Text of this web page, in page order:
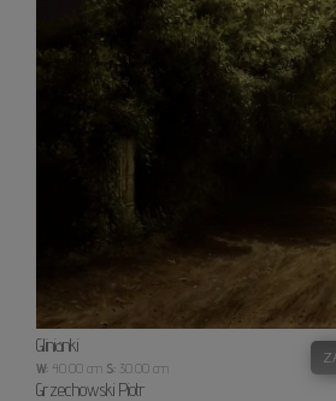
Glinianki
W: 40.00 cm S: 30.00 cm
Grzechowski Piotr